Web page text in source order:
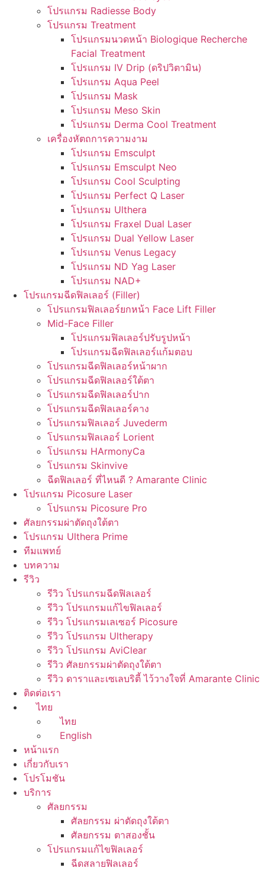
โปรแกรม Radiesse Body
โปรแกรม Treatment
โปรแกรมนวดหน้า Biologique Recherche
Facial Treatment
โปรแกรม IV Drip (ดริปวิตามิน)
โปรแกรม Aqua Peel
โปรแกรม Mask
โปรแกรม Meso Skin
โปรแกรม Derma Cool Treatment
เครื่องหัตถการความงาม
โปรแกรม Emsculpt
โปรแกรม Emsculpt Neo
โปรแกรม Cool Sculpting
โปรแกรม Perfect Q Laser
โปรแกรม Ulthera
โปรแกรม Fraxel Dual Laser
โปรแกรม Dual Yellow Laser
โปรแกรม Venus Legacy
โปรแกรม ND Yag Laser
โปรแกรม NAD+
โปรแกรมฉีดฟิลเลอร์ (Filler)
โปรแกรมฟิลเลอร์ยกหน้า Face Lift Filler
Mid-Face Filler
โปรแกรมฟิลเลอร์ปรับรูปหน้า
โปรแกรมฉีดฟิลเลอร์แก้มตอบ
โปรแกรมฉีดฟิลเลอร์หน้าผาก
โปรแกรมฉีดฟิลเลอร์ใต้ตา
โปรแกรมฉีดฟิลเลอร์ปาก
โปรแกรมฉีดฟิลเลอร์คาง
โปรแกรมฟิลเลอร์ Juvederm
โปรแกรมฟิลเลอร์ Lorient
โปรแกรม HArmonyCa
โปรแกรม Skinvive
ฉีดฟิลเลอร์ ที่ไหนดี ? Amarante Clinic
โปรแกรม Picosure Laser
โปรแกรม Picosure Pro
ศัลยกรรมผ่าตัดถุงใต้ตา
โปรแกรม Ulthera Prime
ทีมแพทย์
บทความ
รีวิว
รีวิว โปรแกรมฉีดฟิลเลอร์
รีวิว โปรแกรมแก้ไขฟิลเลอร์
รีวิว โปรแกรมเลเซอร์ Picosure
รีวิว โปรแกรม Ultherapy
รีวิว โปรแกรม AviClear
รีวิว ศัลยกรรมผ่าตัดถุงใต้ตา
รีวิว ดาราและเซเลบริตี้ ไว้วางใจที่ Amarante Clinic
ติดต่อเรา
ไทย
ไทย
English
หน้าแรก
เกี่ยวกับเรา
โปรโมชัน
บริการ
ศัลยกรรม
ศัลยกรรม ผ่าตัดถุงใต้ตา
ศัลยกรรม ตาสองชั้น
โปรแกรมแก้ไขฟิลเลอร์
ฉีดสลายฟิลเลอร์